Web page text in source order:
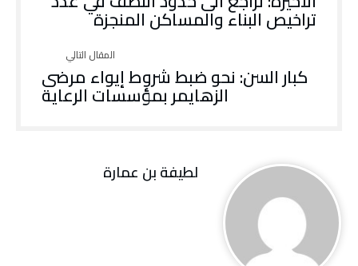
تراخيص البناء والمساكن المنجزة
‬الزهايمر‭ ‬بمؤسسات‭ ‬الرعاية
لطيفة بن عمارة